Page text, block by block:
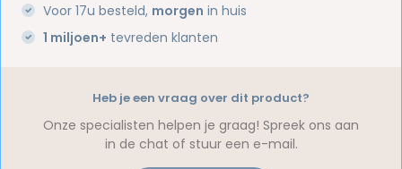
Voor 17u besteld, morgen in huis
1 miljoen+ tevreden klanten
Heb je een vraag over dit product?
Onze specialisten helpen je graag! Spreek ons aan
in de chat of stuur een e-mail.